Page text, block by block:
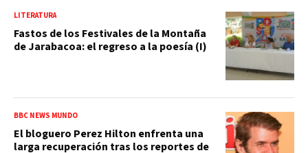
LITERATURA
Fastos de los Festivales de la Montaña
de Jarabacoa: el regreso a la poesía (I)
BBC NEWS MUNDO
El bloguero Perez Hilton enfrenta una
larga recuperación tras los reportes de